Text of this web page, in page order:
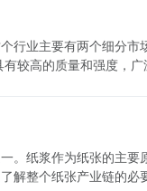
环保的解决方案，以应
济繁荣时期人们的消费
会变迁和科技进步，
丰富的天然资源和先
国家也开始大力推广可
二、出口分析 中国纸浆制造行
较高，产品质量优良，
成本、质量等方面具有
量，满足国内市场需求
，也能带动国内相关产
行业主要有两个细分市
装纸和卫生纸等低端纸
了较大的增长潜力。 纸浆制
减少和环境保护要求的
。纸浆作为纸张的主要
链的必要环节。 首先，纸浆